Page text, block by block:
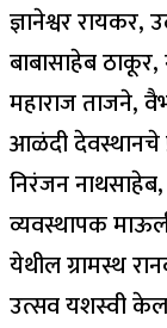
ज्ञानेश्वर
बाबासाहेब ठाकूर,
महाराज ताजने,
आळंदी देवस्थानचे
निरंजन नाथसाहेब,
व्यवस्थापक
येथील ग्रामस्थ
उत्सव यशस्वी